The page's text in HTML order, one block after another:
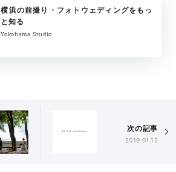
横浜の前撮り・フォトウェディングをもっ
と知る
Yokohama Studio
次の記事
2019.01.12